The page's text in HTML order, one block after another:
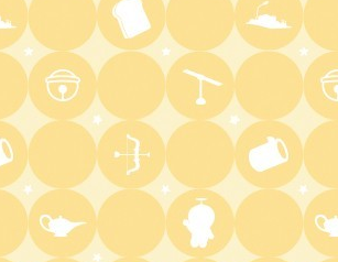
6:00
人生の楽園 夏の1時間!ふるさ
と大好きスペシャル
よる 6:56
サンド&芦田愛菜の博士ちゃ
ん 伊藤沙莉が初参戦!!目利き